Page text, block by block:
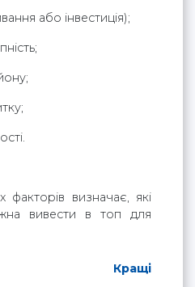
або інвестиція);
визначає, які
вивести в топ для